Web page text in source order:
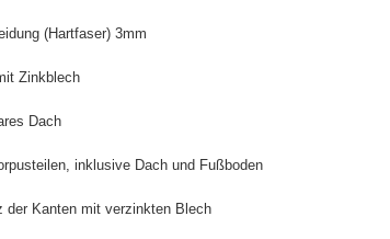
(Hartfaser) 3mm
Zinkblech
Dach
inklusive Dach und Fußboden
der Kanten mit verzinkten Blech